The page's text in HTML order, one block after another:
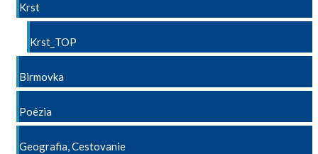
Krst
Krst_TOP
Birmovka
Poézia
Geografia, Cestovanie